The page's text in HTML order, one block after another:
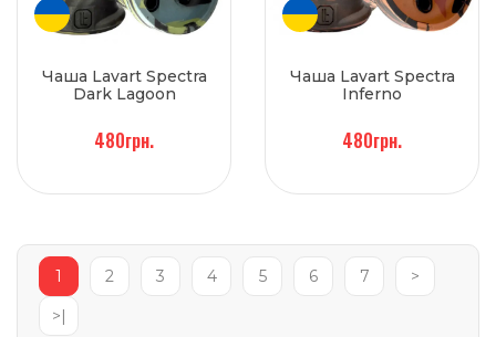
Чаша Lavart Spectra
Dark Lagoon
480грн.
Чаша Lavart Spectra
Inferno
480грн.
1 2 3 4 5 6 7
>
>|